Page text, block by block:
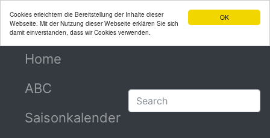
OK
Cookies erleichtern die Bereitstellung der Inhalte dieser
Webseite. Mit der Nutzung dieser Webseite erklären Sie sich
damit einverstanden, dass wir Cookies verwenden.
Home
ABC
Saisonkalender